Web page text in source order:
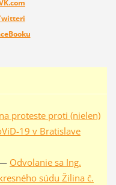
proteste proti (nielen)
19 v Bratislave
Odvolanie sa Ing.
súdu Žilina č.